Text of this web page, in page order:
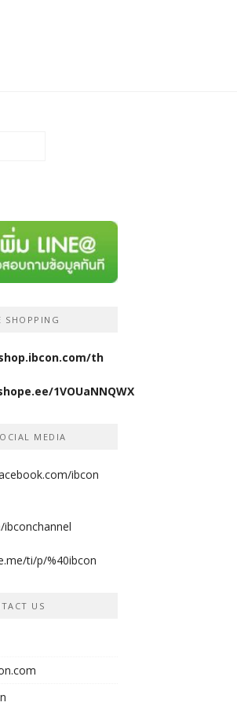
SHOPPING
th
1VOUaNNQWX
MEDIA
ibcon
ti/p/%40ibcon
US